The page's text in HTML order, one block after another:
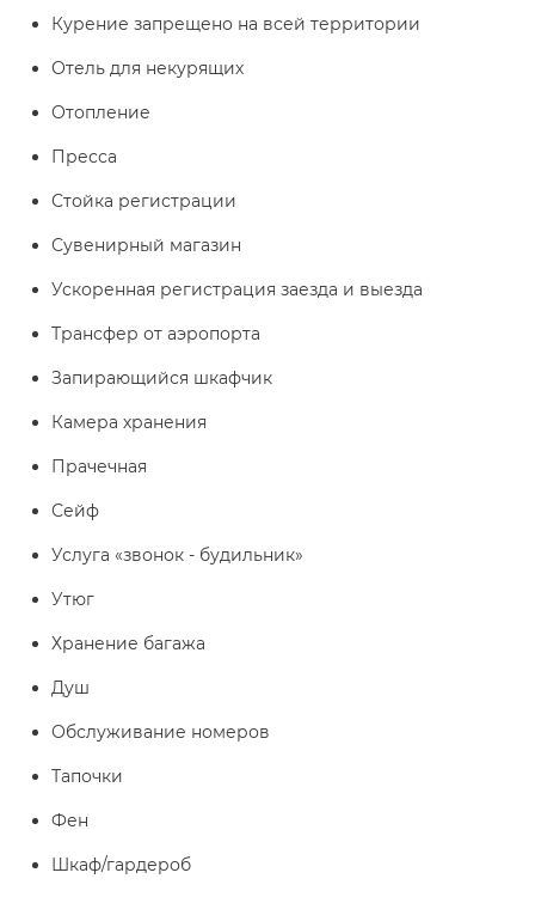
Курение запрещено на всей территории
Отель для некурящих
Отопление
Пресса
Стойка регистрации
Сувенирный магазин
Ускоренная регистрация заезда и выезда
Трансфер от аэропорта
Запирающийся шкафчик
Камера хранения
Прачечная
Сейф
Услуга «звонок - будильник»
Утюг
Хранение багажа
Душ
Обслуживание номеров
Тапочки
Фен
Шкаф/гардероб